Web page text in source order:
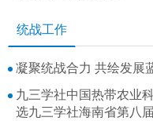
统战工作
凝聚统战合力 共绘发展
九三学社中国热带农业
选九三学社海南省第八